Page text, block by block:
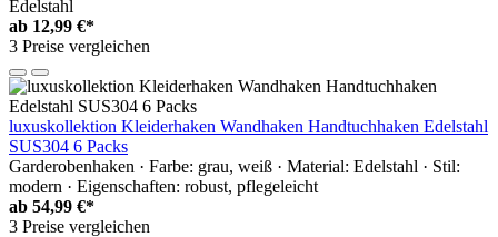
Edelstahl
ab 12,99 €*
3 Preise vergleichen
luxuskollektion Kleiderhaken Wandhaken Handtuchhaken Edelstahl
SUS304 6 Packs
Garderobenhaken · Farbe: grau, weiß · Material: Edelstahl · Stil:
modern · Eigenschaften: robust, pflegeleicht
ab 54,99 €*
3 Preise vergleichen